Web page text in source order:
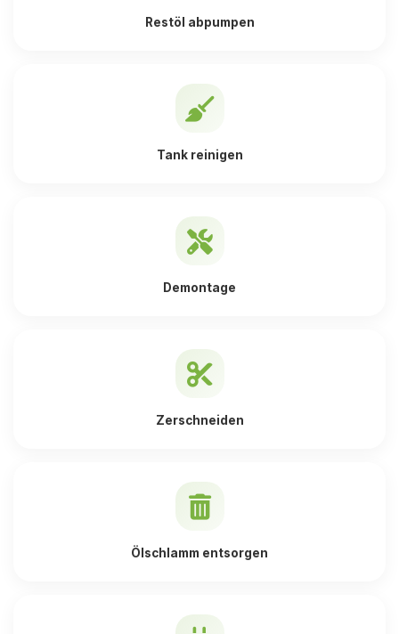
Restöl abpumpen
Tank reinigen
Demontage
Zerschneiden
Ölschlamm entsorgen